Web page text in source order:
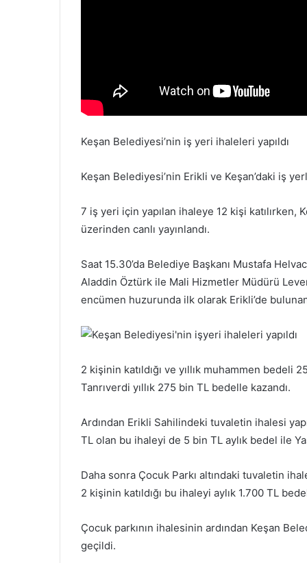
Keşan Belediyesi’nin iş yeri ihaleleri yapıldı
Keşan Belediyesi’nin Erikli ve Keşan’daki iş
7 iş yeri için yapılan ihaleye 12 kişi
üzerinden canlı yayınlandı.
Saat 15.30’da Belediye Başkanı Mustafa
Aladdin Öztürk ile Mali Hizmetler Müdürü
encümen huzurunda ilk olarak Erikli’de
2 kişinin katıldığı ve yıllık muhammen
Tanrıverdi yıllık 275 bin TL bedelle kazandı.
Ardından Erikli Sahilindeki tuvaletin ihalesi
TL olan bu ihaleyi de 5 bin TL aylık bedel ile
Daha sonra Çocuk Parkı altındaki tuvaletin
2 kişinin katıldığı bu ihaleyi aylık 1.700 TL
Çocuk parkının ihalesinin ardından Keşan
geçildi.